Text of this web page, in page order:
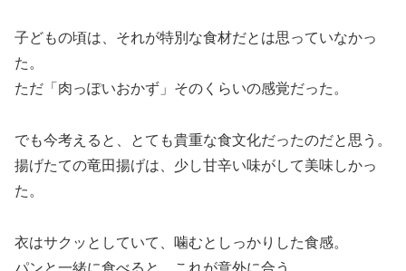
子どもの頃は、それが特別な食材だとは思っていなかっ
た。
ただ「肉っぽいおかず」そのくらいの感覚だった。
でも今考えると、とても貴重な食文化だったのだと思う。
揚げたての竜田揚げは、少し甘辛い味がして美味しかっ
た。
衣はサクッとしていて、噛むとしっかりした食感。
パンと一緒に食べると、これが意外に合う。